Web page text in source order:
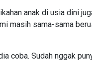
anak di usia dini
masih sama-sama
coba. Sudah nggak